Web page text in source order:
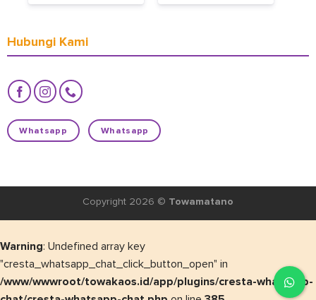
Hubungi Kami
Whatsapp Whatsapp
Copyright 2026 © Towamatano
Warning: Undefined array key
"cresta_whatsapp_chat_click_button_open" in
/www/wwwroot/towakaos.id/app/plugins/cresta-whatsapp-